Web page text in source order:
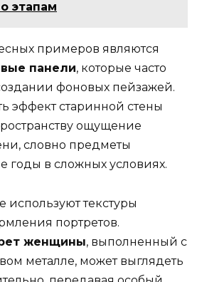
этапам
примеров являются
панели, которые часто
фоновых пейзажей.
эффект старинной стены
ощущение
словно предметы
годы в сложных условиях.
используют текстуры
портретов.
женщины, выполненный с
металле, может выглядеть